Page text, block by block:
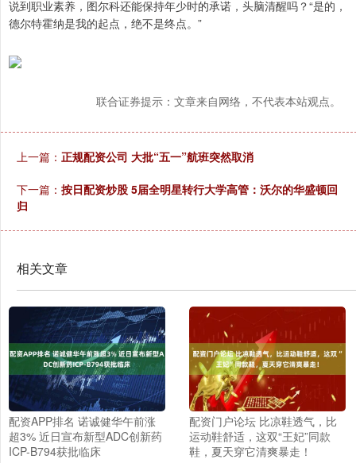
说到职业素养，图尔科还能保持年少时的承诺，头脑清醒吗？“是的，
德尔特霍纳是我的起点，绝不是终点。”
联合证券提示：文章来自网络，不代表本站观点。
上一篇： 正规配资公司 大批“五一”航班突然取消
下一篇： 按日配资炒股 5届全明星转行大学高管：沃尔的华盛顿回
归
相关文章
配资APP排名 诺诚健华午前涨
超3% 近日宣布新型ADC创新药
ICP-B794获批临床
配资门户论坛 比凉鞋透气，比
运动鞋舒适，这双“王妃”同款
鞋，夏天穿它清爽暴走！